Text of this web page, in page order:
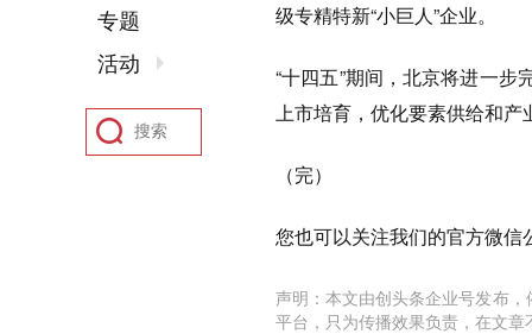
级专精特新“小巨人”企业。
“十四五”期间，北京将进一步
上市培育，优化要素供给和产
（完）
您也可以关注我们的官方微
声明：本文由创头条企业号发布
平台，只为传播效果负责，在文
专题
活动